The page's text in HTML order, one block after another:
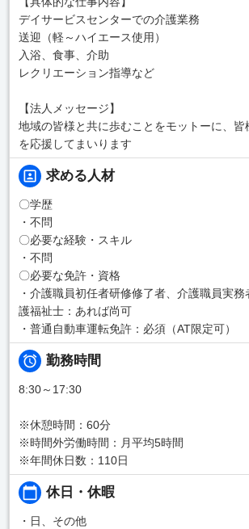
デイサービスセンターでの介護業務
送迎（軽～ハイエース使用）
入浴、食事、介助
レクリエーション指導など
【法人メッセージ】
地域の皆様と共に歩むことをモットーに、皆
を応援してまいります
求める人材
〇学歴
・不問
〇必要な経験・スキル
・不問
〇必要な免許・資格
・介護職員初任者研修修了者、介護職員実
護福祉士：あれば尚可
・普通自動車運転免許：必須（AT限定可）
勤務時間
8:30～17:30
※休憩時間：60分
※時間外労働時間：月平均5時間
※年間休日数：110日
休日・休暇
・日、その他